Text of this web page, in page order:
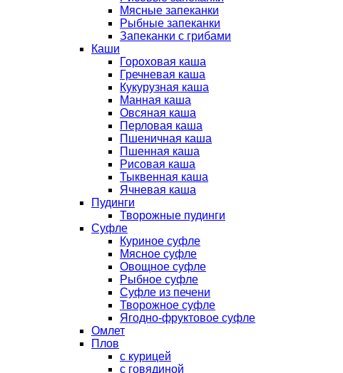
Мясные запеканки
Рыбные запеканки
Запеканки с грибами
Каши
Гороховая каша
Гречневая каша
Кукурузная каша
Манная каша
Овсяная каша
Перловая каша
Пшеничная каша
Пшенная каша
Рисовая каша
Тыквенная каша
Ячневая каша
Пудинги
Творожные пудинги
Суфле
Куриное суфле
Мясное суфле
Овощное суфле
Рыбное суфле
Суфле из печени
Творожное суфле
Ягодно-фруктовое суфле
Омлет
Плов
с курицей
с говядиной